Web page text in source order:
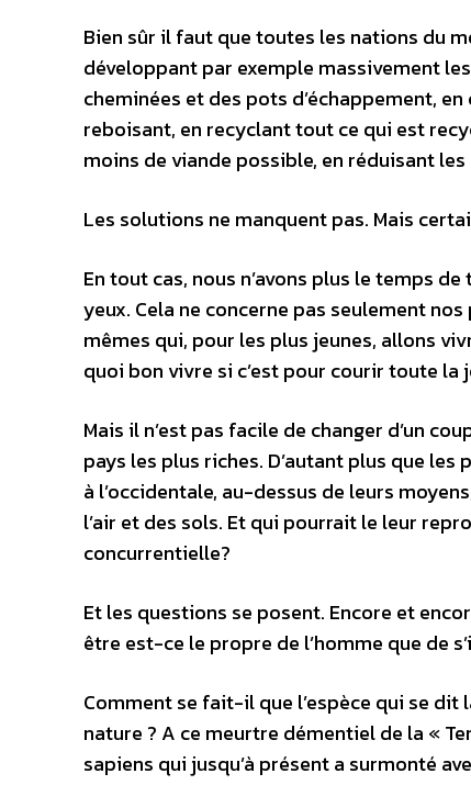
Bien sûr il faut que toutes les nations du
développant par exemple massivement
cheminées et des pots d’échappement,
reboisant, en recyclant tout ce qui est
moins de viande possible, en réduisant
Les solutions ne manquent pas. Mais
En tout cas, nous n’avons plus le temps
yeux. Cela ne concerne pas seulement
mêmes qui, pour les plus jeunes, allons
quoi bon vivre si c’est pour courir toute la
Mais il n’est pas facile de changer d’un
pays les plus riches. D’autant plus que
à l’occidentale, au-dessus de leurs
l’air et des sols. Et qui pourrait le leur
concurrentielle?
Et les questions se posent. Encore et
être est-ce le propre de l’homme que de
Comment se fait-il que l’espèce qui se
nature ? A ce meurtre démentiel de la «
sapiens qui jusqu’à présent a surmonté